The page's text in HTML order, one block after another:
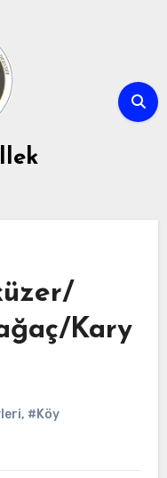
Kary
, #Köy